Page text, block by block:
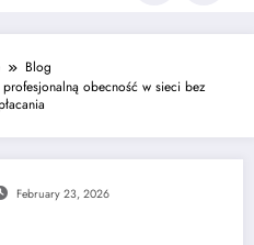
Blog
obecność w sieci bez
February 23, 2026